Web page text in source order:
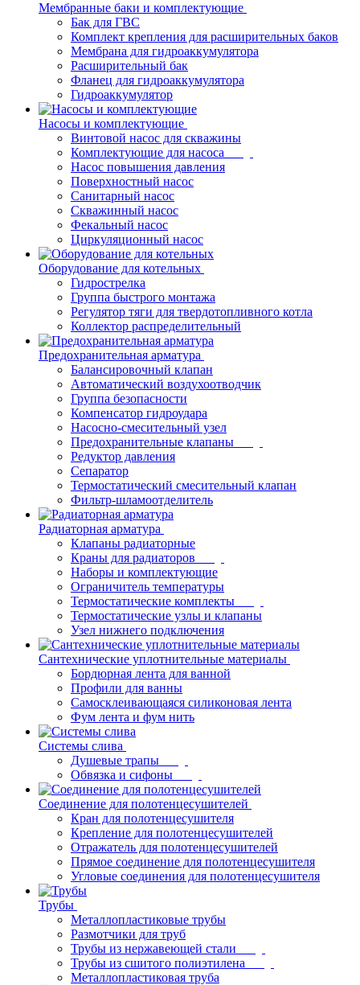
Мембранные баки и комплектующие
Бак для ГВС
Комплект крепления для расширительных баков
Мембрана для гидроаккумулятора
Расширительный бак
Фланец для гидроаккумулятора
Гидроаккумулятор
Насосы и комплектующие
Винтовой насос для скважины
Комплектующие для насоса
Насос повышения давления
Поверхностный насос
Санитарный насос
Скважинный насос
Фекальный насос
Циркуляционный насос
Оборудование для котельных
Гидрострелка
Группа быстрого монтажа
Регулятор тяги для твердотопливного котла
Коллектор распределительный
Предохранительная арматура
Балансировочный клапан
Автоматический воздухоотводчик
Группа безопасности
Компенсатор гидроудара
Насосно-смесительный узел
Предохранительные клапаны
Редуктор давления
Сепаратор
Термостатический смесительный клапан
Фильтр-шламоотделитель
Радиаторная арматура
Клапаны радиаторные
Краны для радиаторов
Наборы и комплектующие
Ограничитель температуры
Термостатические комплекты
Термостатические узлы и клапаны
Узел нижнего подключения
Сантехнические уплотнительные материалы
Бордюрная лента для ванной
Профили для ванны
Самосклеивающаяся силиконовая лента
Фум лента и фум нить
Системы слива
Душевые трапы
Обвязка и сифоны
Соединение для полотенцесушителей
Кран для полотенцесушителя
Крепление для полотенцесушителей
Отражатель для полотенцесушителей
Прямое соединение для полотенцесушителя
Угловые соединения для полотенцесушителя
Трубы
Металлопластиковые трубы
Размотчики для труб
Трубы из нержавеющей стали
Трубы из сшитого полиэтилена
Металлопластиковая труба